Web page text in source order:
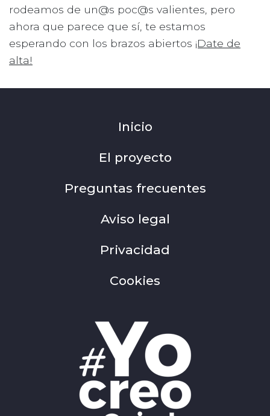
rodeamos de un@s poc@s valientes, pero
ahora que parece que sí, te estamos
esperando con los brazos abiertos ¡Date de
alta!
Inicio
El proyecto
Preguntas frecuentes
Aviso legal
Privacidad
Cookies